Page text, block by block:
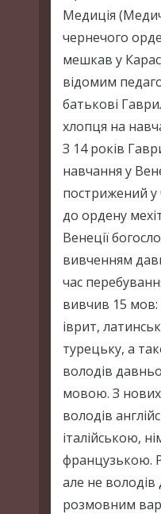
Медиція
чернечого
мешкав у
відомим
батькові
хлопця на
З 14 років
навчання у
пострижений у
до ордену
Венеції
вивченням
час
вивчив 15 мов:
іврит,
турецьку, а
володів
мовою. З
володів
італійською,
французькою.
але не володів
розмовним